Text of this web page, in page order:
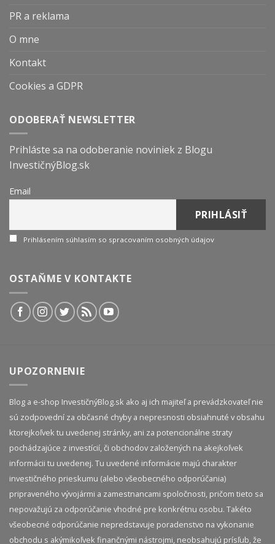
PR a reklama
O mne
Kontakt
Cookies a GDPR
ODOBERAŤ NEWSLETTER
Prihláste sa na odoberanie noviniek z Blogu
InvestičnýBlog.sk
Email
Prihlásením súhlasím so spracovaním osobných údajov
OSTAŇME V KONTAKTE
UPOZORNENIE
Blog a e-shop InvestičnýBlog.sk ako aj ich majiteľ a prevádzkovateľ nie
sú zodpovední za občasné chyby a nepresnosti obsiahnuté v obsahu
ktorejkoľvek tu uvedenej stránky, ani za potencionálne straty
pochádzajúce z investícií, či obchodov založených na akejkoľvek
informácii tu uvedenej. Tu uvedené informácie majú charakter
investičného prieskumu (alebo všeobecného odporúčania)
pripraveného vývojármi a zamestnancami spoločnosti, pričom tieto sa
nepovažujú za odporúčanie vhodné pre konkrétnu osobu. Takéto
všeobecné odporúčanie nepredstavuje poradenstvo na vykonanie
obchodu s akýmikoľvek finančnými nástrojmi, neobsahujú prísľub, že